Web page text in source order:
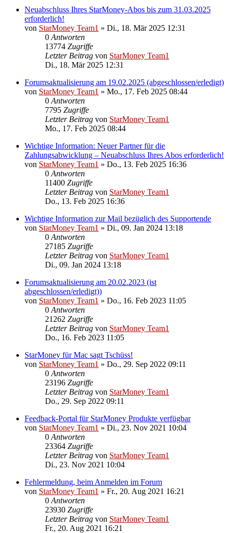
Neuabschluss Ihres StarMoney-Abos bis zum 31.03.2025
erforderlich!
von StarMoney Team1 » Di., 18. Mär 2025 12:31
0 Antworten
13774 Zugriffe
Letzter Beitrag von StarMoney Team1
Di., 18. Mär 2025 12:31
Forumsaktualisierung am 19.02.2025 (abgeschlossen/erledigt)
von StarMoney Team1 » Mo., 17. Feb 2025 08:44
0 Antworten
7795 Zugriffe
Letzter Beitrag von StarMoney Team1
Mo., 17. Feb 2025 08:44
Wichtige Information: Neuer Partner für die
Zahlungsabwicklung – Neuabschluss Ihres Abos erforderlich!
von StarMoney Team1 » Do., 13. Feb 2025 16:36
0 Antworten
11400 Zugriffe
Letzter Beitrag von StarMoney Team1
Do., 13. Feb 2025 16:36
Wichtige Information zur Mail bezüglich des Supportende
von StarMoney Team1 » Di., 09. Jan 2024 13:18
0 Antworten
27185 Zugriffe
Letzter Beitrag von StarMoney Team1
Di., 09. Jan 2024 13:18
Forumsaktualisierung am 20.02.2023 (ist
abgeschlossen/erledigt))
von StarMoney Team1 » Do., 16. Feb 2023 11:05
0 Antworten
21262 Zugriffe
Letzter Beitrag von StarMoney Team1
Do., 16. Feb 2023 11:05
StarMoney für Mac sagt Tschüss!
von StarMoney Team1 » Do., 29. Sep 2022 09:11
0 Antworten
23196 Zugriffe
Letzter Beitrag von StarMoney Team1
Do., 29. Sep 2022 09:11
Feedback-Portal für StarMoney Produkte verfügbar
von StarMoney Team1 » Di., 23. Nov 2021 10:04
0 Antworten
23364 Zugriffe
Letzter Beitrag von StarMoney Team1
Di., 23. Nov 2021 10:04
Fehlermeldung, beim Anmelden im Forum
von StarMoney Team1 » Fr., 20. Aug 2021 16:21
0 Antworten
23930 Zugriffe
Letzter Beitrag von StarMoney Team1
Fr., 20. Aug 2021 16:21